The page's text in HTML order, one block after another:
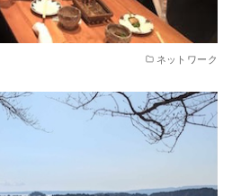
ネットワーク